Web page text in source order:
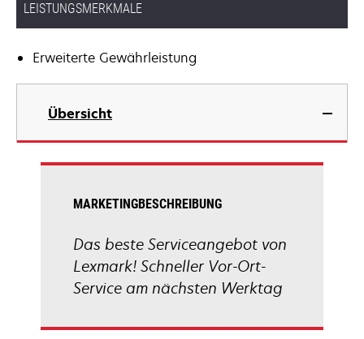
LEISTUNGSMERKMALE
Erweiterte Gewährleistung
Übersicht
MARKETINGBESCHREIBUNG
Das beste Serviceangebot von
Lexmark! Schneller Vor-Ort-
Service am nächsten Werktag